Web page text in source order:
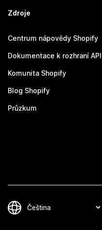
Zdroje
Centrum nápovědy Shopify
Dokumentace k rozhraní API
Komunita Shopify
Blog Shopify
Průzkum